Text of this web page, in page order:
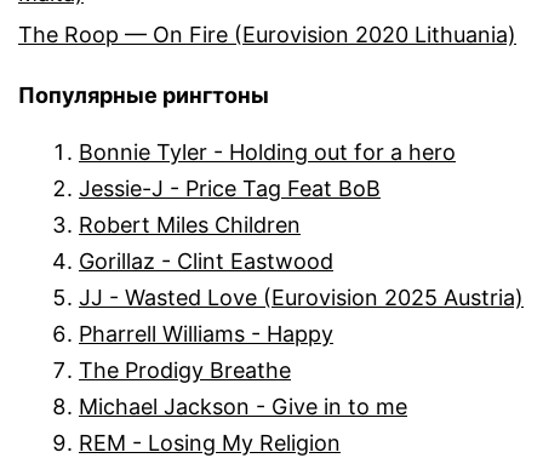
The Roop — On Fire (Eurovision 2020 Lithuania)
Популярные рингтоны
Bonnie Tyler - Holding out for a hero
Jessie-J - Price Tag Feat BoB
Robert Miles Children
Gorillaz - Clint Eastwood
JJ - Wasted Love (Eurovision 2025 Austria)
Pharrell Williams - Happy
The Prodigy Breathe
Michael Jackson - Give in to me
REM - Losing My Religion